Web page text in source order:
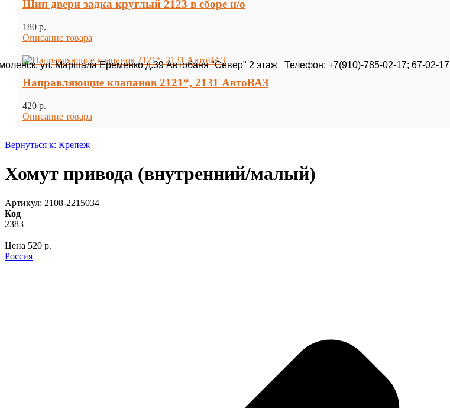
ул. Маршала Еременко д.39 Автобаня "Север" 2 этаж Телефон: +7(910)-785-02-17; 67-02-17
Шип двери задка круглый 2123 в сборе н/о
180 p.
Описание товара
Направляющие клапанов 2121*, 2131 АвтоВАЗ
420 p.
Описание товара
Вернуться к: Крепеж
Хомут привода (внутренний/малый)
Артикул: 2108-2215034
Код
2383
Цена 520 p.
Россия